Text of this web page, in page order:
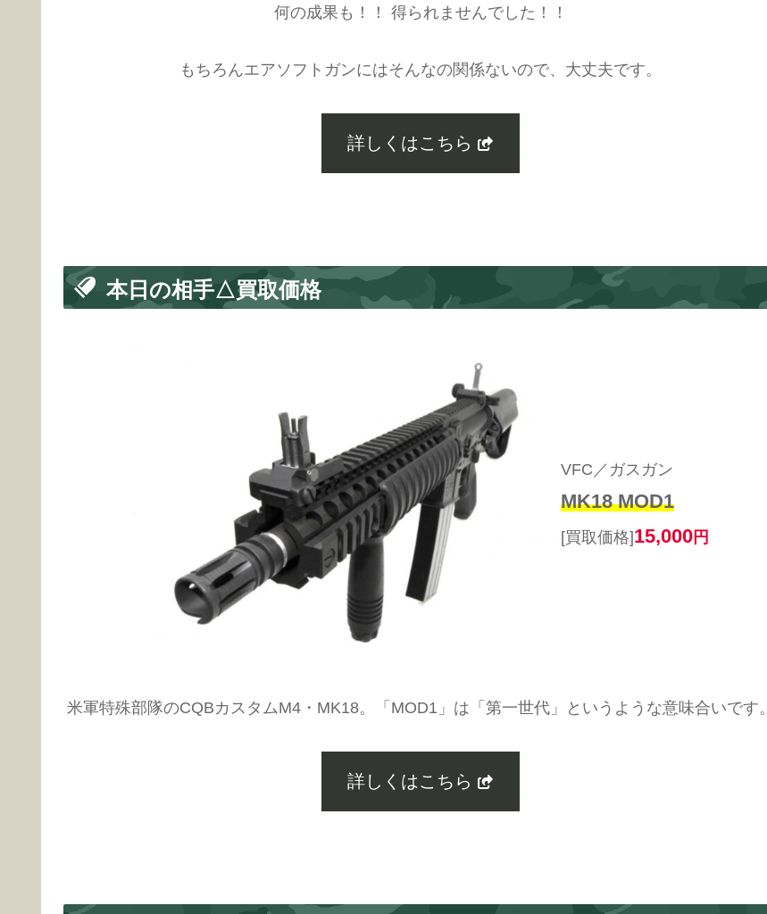
何の成果も！！ 得られませんでした！！
もちろんエアソフトガンにはそんなの関係ないので、大丈夫です。
詳しくはこちら
本日の相手△買取価格
VFC／ガスガン
MK18 MOD1
[買取価格]15,000 円
米軍特殊部隊のCQBカスタムM4・MK18。「MOD1」は「第一世代」というような意味合いです。
詳しくはこちら